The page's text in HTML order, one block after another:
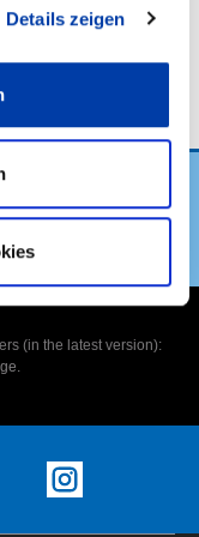
Details zeigen
(in the latest version):